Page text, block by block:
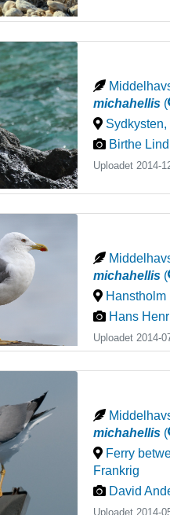
michahellis (
Sydkysten,
Birthe
Uploadet 2014-
michahellis (
Hanstholm
Hans
Uploadet 2014-
michahellis (
Ferry
Frankrig
David
Uploadet 2014-